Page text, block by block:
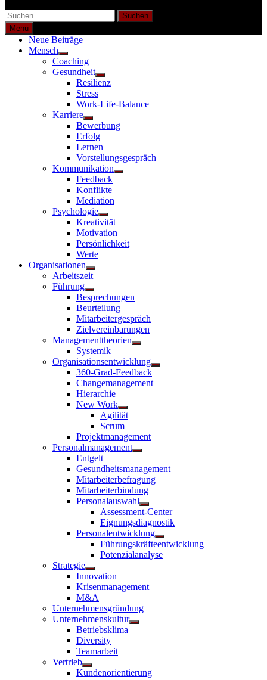
Suchen
nach:
Menü
Neue Beiträge
Mensch
Untermenü
anzeigen
Coaching
Gesundheit
Untermenü
anzeigen
Resilienz
Stress
Work-Life-Balance
Karriere
Untermenü
anzeigen
Bewerbung
Erfolg
Lernen
Vorstellungsgespräch
Kommunikation
Untermenü
Feedback
Konflikte
Mediation
Psychologie
Untermenü
anzeigen
Kreativität
Motivation
Persönlichkeit
Werte
Organisationen
Untermenü
anzeigen
Arbeitszeit
Führung
Untermenü
anzeigen
Besprechungen
Beurteilung
Mitarbeitergespräch
Zielvereinbarungen
Managementtheorien
Untermenü
Systemik
Organisationsentwicklung
Untermenü
360-Grad-Feedback
Changemanagement
Hierarchie
New Work
Untermenü
anzeigen
Agilität
Scrum
Projektmanagement
Personalmanagement
Untermenü
Entgelt
Gesundheitsmanagement
Mitarbeiterbefragung
Mitarbeiterbindung
Personalauswahl
Untermenü
anzeigen
Assessment-Center
Eignungsdiagnostik
Personalentwicklung
Untermenü
anzeigen
Führungskräfteentwicklung
Potenzialanalyse
Strategie
Untermenü
anzeigen
Innovation
Krisenmanagement
M&A
Unternehmensgründung
Unternehmenskultur
Untermenü
Betriebsklima
Diversity
Teamarbeit
Vertrieb
Untermenü
anzeigen
Kundenorientierung